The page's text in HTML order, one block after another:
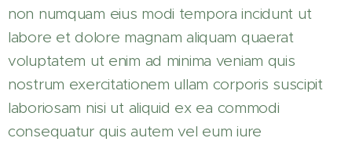
non numquam eius modi tempora incidunt ut
labore et dolore magnam aliquam quaerat
voluptatem ut enim ad minima veniam quis
nostrum exercitationem ullam corporis suscipit
laboriosam nisi ut aliquid ex ea commodi
consequatur quis autem vel eum iure